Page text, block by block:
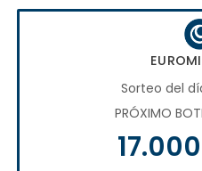
Sorteo del
PRÓXIMO